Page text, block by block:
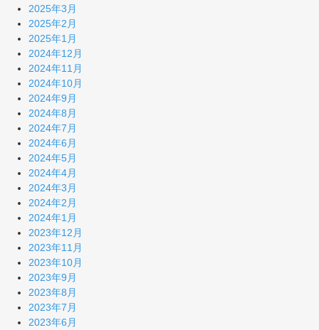
2025年3月
2025年2月
2025年1月
2024年12月
2024年11月
2024年10月
2024年9月
2024年8月
2024年7月
2024年6月
2024年5月
2024年4月
2024年3月
2024年2月
2024年1月
2023年12月
2023年11月
2023年10月
2023年9月
2023年8月
2023年7月
2023年6月